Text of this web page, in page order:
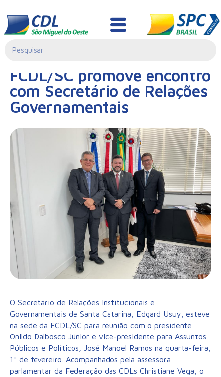
Notícias
FCDL/SC promove encontro
com Secretário de Relações
Governamentais
O Secretário de Relações Institucionais e
Governamentais de Santa Catarina, Edgard Usuy, esteve
na sede da FCDL/SC para reunião com o presidente
Onildo Dalbosco Júnior e vice-presidente para Assuntos
Públicos e Políticos, José Manoel Ramos na quarta-feira,
1º de fevereiro. Acompanhados pela assessora
parlamentar da Federação das CDLs Christiane Vega, o